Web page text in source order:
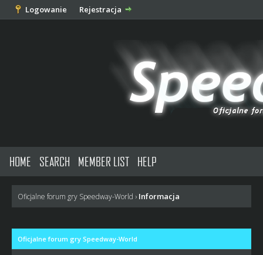
Logowanie Rejestracja
HOME SEARCH MEMBER LIST HELP
Oficjalne forum gry Speedway-World › Informacja
Oficjalne forum gry Speedway-World